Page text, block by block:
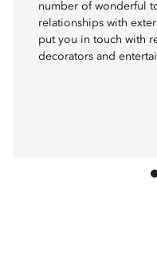
number of wonderful
relationships with
put you in touch with
decorators and